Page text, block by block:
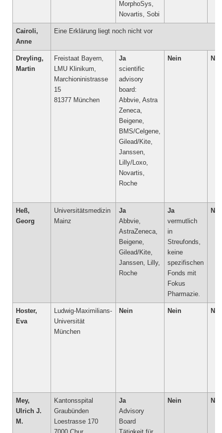
MorphoSys,
Novartis, Sobi
Cairoli,
Anne
Eine Erklärung liegt noch nicht vor
Dreyling,
Martin
Freistaat Bayern,
LMU Klinikum,
Marchioninistrasse
15
81377 München
Ja
scientific
advisory
board:
Abbvie, Astra
Zeneca,
Beigene,
BMS/Celgene,
Gilead/Kite,
Janssen,
Lilly/Loxo,
Novartis,
Roche
Nein
Heß,
Georg
Universitätsmedizin
Mainz
Ja
Abbvie,
AstraZeneca,
Beigene,
Gilead/Kite,
Janssen, Lilly,
Roche
Ja
vermutlich
in
Streufonds,
keine
spezifischen
Fonds mit
Fokus
Pharmazie.
Hoster,
Eva
Ludwig-Maximilians-
Universität
München
Nein Nein
Mey,
Ulrich J.
M.
Kantonsspital
Graubünden
Loestrasse 170
Ja
Advisory
Board
Nein